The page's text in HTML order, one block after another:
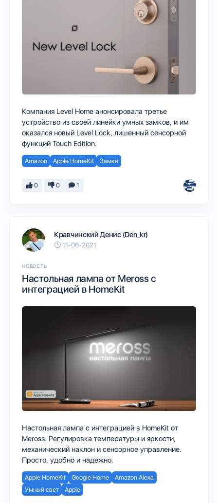
Компания Level Home анонсировала третье
устройство из своей линейки умных замков, и им
оказался новый Level Lock, лишенный сенсорной
функций Touch Edition.
Amazon Apple HomeKit Замки
0 0 1
Кравчинский Денис (Den_kr)
11-06-2021
НОВОСТЬ
Настольная лампа от Meross с
интеграцией в HomeKit
Настольная лампа с интеграцией в HomeKit от
Meross. Регулировка температуры и яркости,
механический наклон и сенсорное управление.
Просто, удобно и надежно.
Apple HomeKit Google Home
Amazon Alexa
Умный свет
Apple